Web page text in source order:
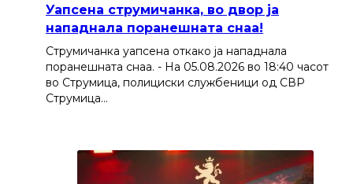
Уапсена струмичанка, во двор ја
нападнала поранешната снаа!
Струмичанка уапсена откако ја нападнала
поранешната снаа. - На 05.08.2026 во 18:40 часот
во Струмица, полициски службеници од СВР
Струмица…